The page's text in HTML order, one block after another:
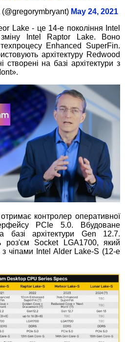
May 24, 2021
Lake - це 14-е покоління Intel
Intel Raptor Lake. Воно
Enhanced SuperFin.
архітектуру Redwood
на базі архітектури з
контролер оперативної
PCIe 5.0. Вбудоване
базі архітектури Gen 12.7.
роз'єм Socket LGA1700, який
чіпами Intel Alder Lake-S (12-е